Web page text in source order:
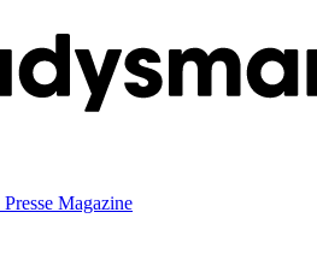
Presse Magazine